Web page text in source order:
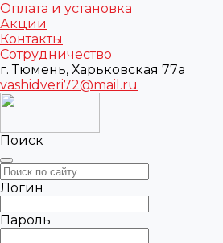
Оплата и установка
Акции
Контакты
Сотрудничество
г. Тюмень, Харьковская 77а
vashidveri72@mail.ru
Поиск
Логин
Пароль